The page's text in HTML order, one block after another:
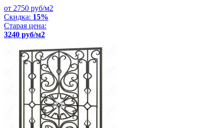
от 2750 руб/м2
Скидка: 15%
Старая цена:
3240 руб/м2